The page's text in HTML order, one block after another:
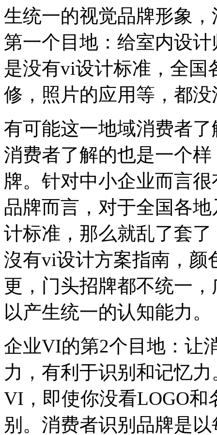
生统一的视觉品牌形象
第一个目地：给室内设
是没有vi设计标准，全国
修，照片的应用等，都
有可能这一地域消费者
消费者了解的也是一个
牌。针对中小企业而言
品牌而言，对于全国各
计标准，那么就乱了套
沒有vi设计方案指南，颜
更，门头招牌都不统一
以产生统一的认知能力。
企业VI的第2个目地：让
力，有利于识别和记忆
VI，即使你没看LOGO
别。消费者识别品牌是